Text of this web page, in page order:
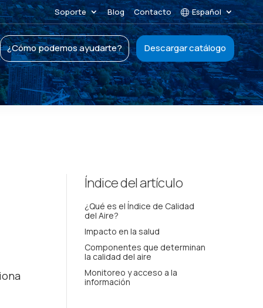
Soporte Blog Contacto Español
¿Cómo podemos ayudarte? Descargar catálogo
Índice del artículo
¿Qué es el Índice de Calidad
del Aire?
Impacto en la salud
Componentes que determinan
la calidad del aire
Monitoreo y acceso a la
información